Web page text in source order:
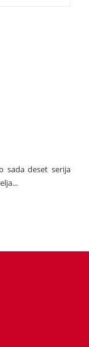
sada deset serija